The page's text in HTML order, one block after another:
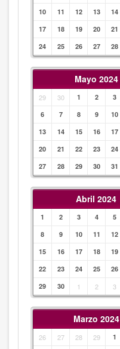
10
11 12 13 14
17
18 19 20 21
24
25 26 27 28
Mayo 2024
29 30 1 2 3
6
7 8 9 10
13
14 15 16 17
20
21 22 23 24
27
28 29 30 31
Abril 2024
1 2 3 4 5
8
9 10 11 12
15
16 17 18 19
22
23 24 25 26
29
30 1 2 3
Marzo 2024
26 27 28 29 1